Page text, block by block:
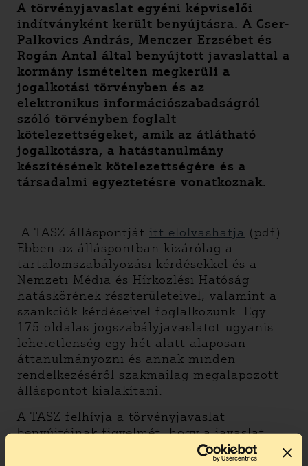
A törvényjavaslat egyéni képviselői
indítványként került benyújtásra. A Cser-
Palkovics András, Menczer Erzsébet és
Rogán Antal által benyújtott javaslattal a
kormány ismételten megkerüli a
jogalkotási törvényben és az
elektronikus információszabadságról
szóló törvényben foglalt
kötelezettségeket, amik az átlátható
jogalkotásra, a hatástanulmány
készítésének kötelezettségére és a
társadalmi egyeztetésre vonatkoznak.
A TASZ álláspontját itt elolvashatja (pdf).
Ebben az álláspontban kizárólag a
tartalomszabályozási kérdésekkel és a
Nemzeti Média és Hírközlési Hatóság
hatáskörének részterületeivel, valamint a
szankciók kérdéseivel foglalkozunk. Egy
175 oldalas jogszabályjavaslatot ugyanis
lehetetlenség egy hét alatt alaposan
áttanulmányozni és annak minden
rendelkezéséről szakmailag megalapozott
álláspontot kialakítani.
A TASZ felhívja a törvényjavaslat
benyújtóinak figyelmét, hogy a javaslat
több ponton alkotmányellenes, sérti a